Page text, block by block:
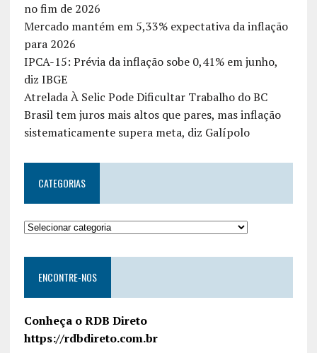
no fim de 2026
Mercado mantém em 5,33% expectativa da inflação
para 2026
IPCA-15: Prévia da inflação sobe 0,41% em junho,
diz IBGE
Atrelada À Selic Pode Dificultar Trabalho do BC
Brasil tem juros mais altos que pares, mas inflação
sistematicamente supera meta, diz Galípolo
CATEGORIAS
ENCONTRE-NOS
Conheça o RDB Direto
https://rdbdireto.com.br